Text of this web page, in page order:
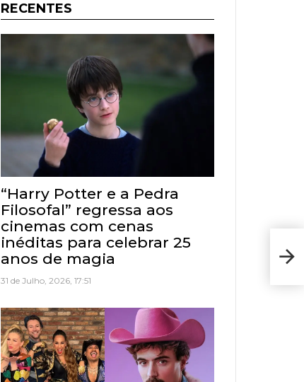
08
RECENTES
“Harry Potter e a Pedra
Filosofal” regressa aos
cinemas com cenas
inéditas para celebrar 25
anos de magia
31 de Julho, 2026, 17:51